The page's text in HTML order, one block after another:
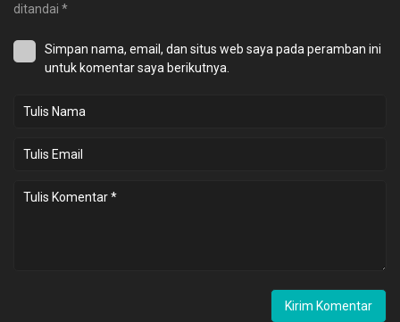
ditandai *
Simpan nama, email, dan situs web saya pada peramban ini
untuk komentar saya berikutnya.